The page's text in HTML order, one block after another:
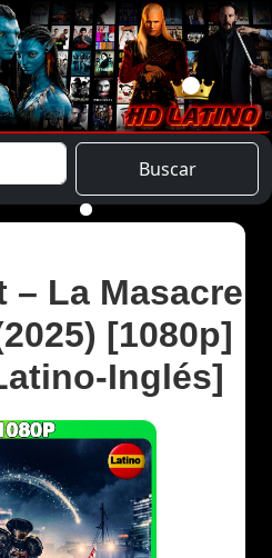
Buscar
– La Masacre
[1080p]
Inglés]